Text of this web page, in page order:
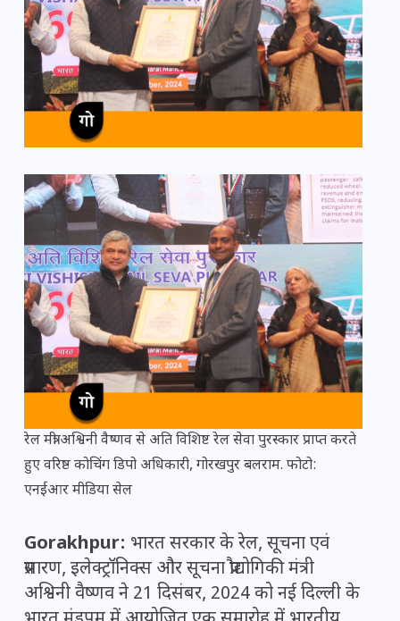
रेल मंत्री अश्विनी वैष्णव से अति विशिष्ट रेल सेवा पुरस्कार प्राप्त करते
हुए वरिष्ठ कोचिंग डिपो अधिकारी, गोरखपुर बलराम. फोटो:
एनईआर मीडिया सेल
Gorakhpur: भारत सरकार के रेल, सूचना एवं
प्रसारण, इलेक्ट्रॉनिक्स और सूचना प्रौद्योगिकी मंत्री
अश्विनी वैष्णव ने 21 दिसंबर, 2024 को नई दिल्ली के